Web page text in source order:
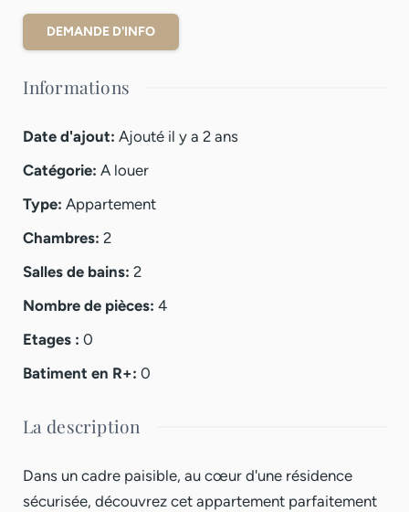
DEMANDE D'INFO
Informations
Date d'ajout: Ajouté il y a 2 ans
Catégorie: A louer
Type: Appartement
Chambres: 2
Salles de bains: 2
Nombre de pièces: 4
Etages : 0
Batiment en R+: 0
La description
Dans un cadre paisible, au cœur d'une résidence
sécurisée, découvrez cet appartement parfaitement